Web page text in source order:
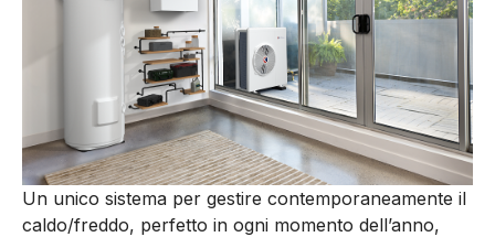
Un unico sistema per gestire contemporaneamente il
caldo/freddo, perfetto in ogni momento dell’anno,